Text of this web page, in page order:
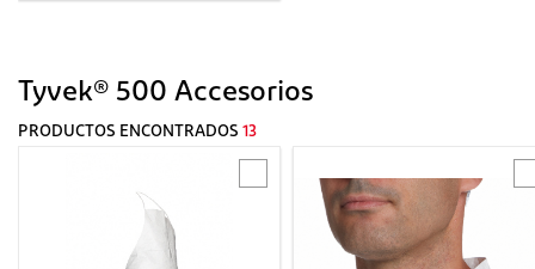
Tyvek® 500 Accesorios
PRODUCTOS ENCONTRADOS 13